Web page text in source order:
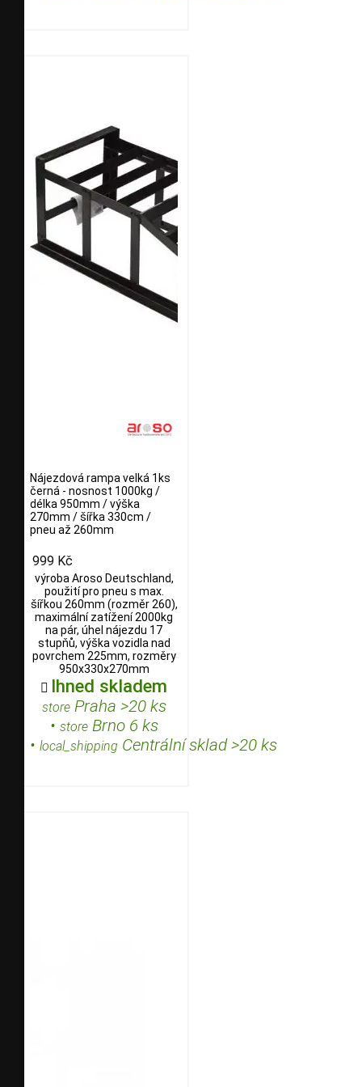
Nájezdová rampa velká 1ks
černá - nosnost 1000kg /
délka 950mm / výška
270mm / šířka 330cm /
pneu až 260mm
999 Kč
výroba Aroso Deutschland,
použití pro pneu s max.
šířkou 260mm (rozměr 260),
maximální zatížení 2000kg
na pár, úhel nájezdu 17
stupňů, výška vozidla nad
povrchem 225mm, rozměry
950x330x270mm
 Ihned skladem
storePraha >20 ks
• storeBrno 6 ks
• local_shipping Centrální sklad >20 ks